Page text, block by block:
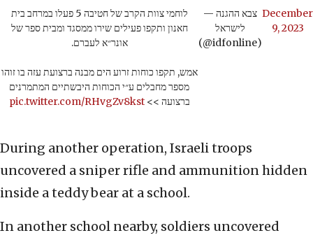
לוחמי צוות הקרב של חטיבה 5 פעלו במרחב בית
חאנון ותקפו פעילים שירו ממסגד ומבית ספר של
אונר״א לעברם.
אמש, תקפו כוחות זרוע הים מבנה ברצועת עזה בו זוהו
מספר מחבלים ע״י הכוחות היבשתיים המתמרנים
ברצועה >>pic.twitter.com/RHvgZv8kst
— צבא ההגנה
לישראל
(@idfonline)
December
9, 2023
During another operation, Israeli troops
uncovered a sniper rifle and ammunition hidden
inside a teddy bear at a school.
In another school nearby, soldiers uncovered